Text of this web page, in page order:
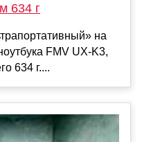
634 г
на
FMV UX-K3,
634 г....